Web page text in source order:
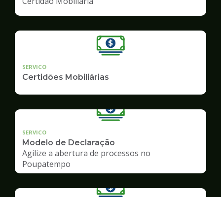
SERVICO
Certidões Mobiliárias
SERVICO
Modelo de Declaração
Agilize a abertura de processos no
Poupatempo